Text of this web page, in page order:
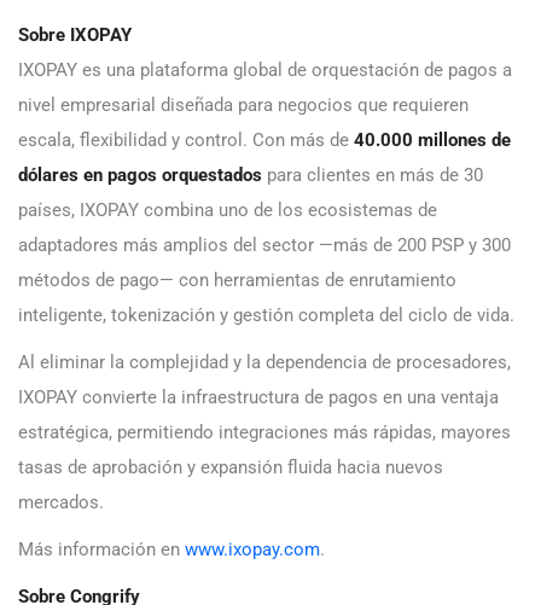
Sobre IXOPAY
IXOPAY es una plataforma global de orquestación de pagos a
nivel empresarial diseñada para negocios que requieren
escala, flexibilidad y control. Con más de 40.000 millones de
dólares en pagos orquestados para clientes en más de 30
países, IXOPAY combina uno de los ecosistemas de
adaptadores más amplios del sector —más de 200 PSP y 300
métodos de pago— con herramientas de enrutamiento
inteligente, tokenización y gestión completa del ciclo de vida.
Al eliminar la complejidad y la dependencia de procesadores,
IXOPAY convierte la infraestructura de pagos en una ventaja
estratégica, permitiendo integraciones más rápidas, mayores
tasas de aprobación y expansión fluida hacia nuevos
mercados.
Más información en www.ixopay.com.
Sobre Congrify